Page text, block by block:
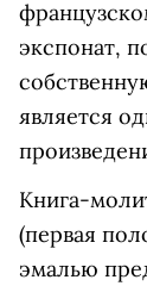
экспонат,
является
Книга-
(первая
эмалью